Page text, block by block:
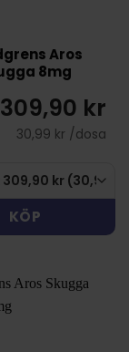
Aros
8mg
309,90 kr
30,99 kr /dosa
KÖP